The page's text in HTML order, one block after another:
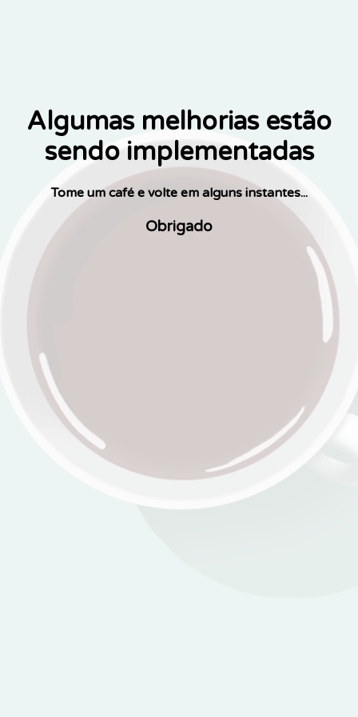
Algumas melhorias estão
sendo implementadas
Tome um café e volte em alguns instantes...
Obrigado